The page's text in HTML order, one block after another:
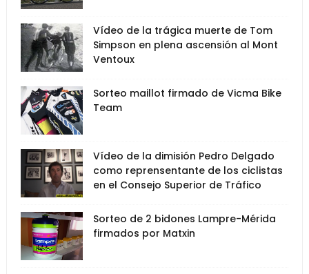
Vídeo de la trágica muerte de Tom
Simpson en plena ascensión al Mont
Ventoux
Sorteo maillot firmado de Vicma Bike
Team
Vídeo de la dimisión Pedro Delgado
como reprensentante de los ciclistas
en el Consejo Superior de Tráfico
Sorteo de 2 bidones Lampre-Mérida
firmados por Matxin